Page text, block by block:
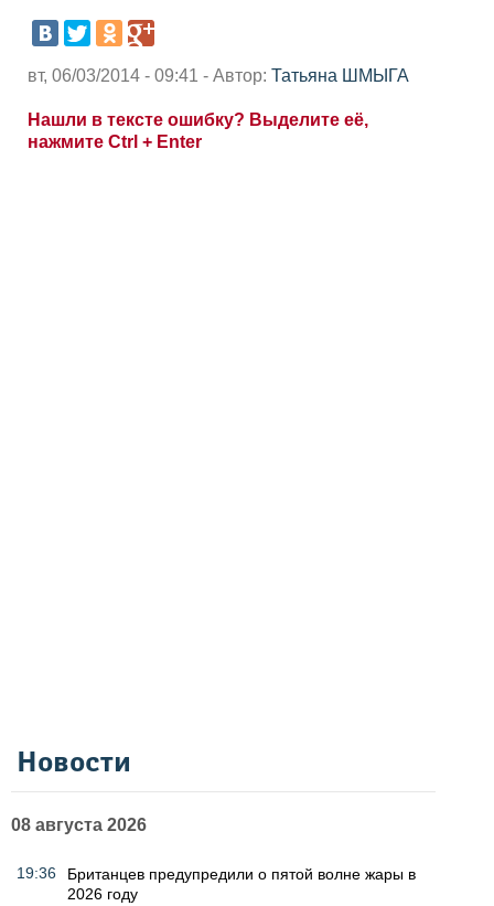
вт, 06/03/2014 - 09:41 - Автор: Татьяна ШМЫГА
Нашли в тексте ошибку? Выделите её,
нажмите Ctrl + Enter
Новости
08 августа 2026
19:36
Британцев предупредили о пятой волне жары в
2026 году